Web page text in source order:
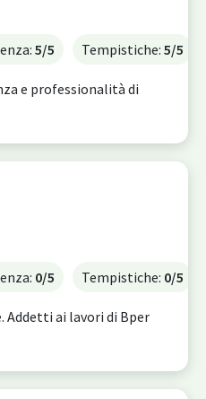
5/5 Tempistiche: 5/5
e professionalità di
0/5 Tempistiche: 0/5
Addetti ai lavori di Bper